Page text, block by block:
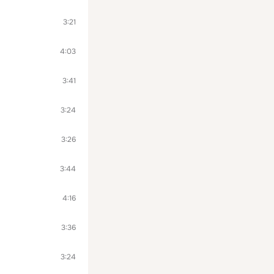
3:21
4:03
3:41
3:24
3:26
3:44
4:16
3:36
3:24